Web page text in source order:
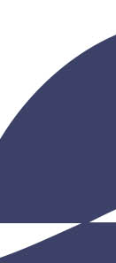
и баллоны для
бумажные
материал в
для лица
бумага в больших
бумага в
бумага листовая
бумага с
сушилки
сушилки для рук
рук
рук